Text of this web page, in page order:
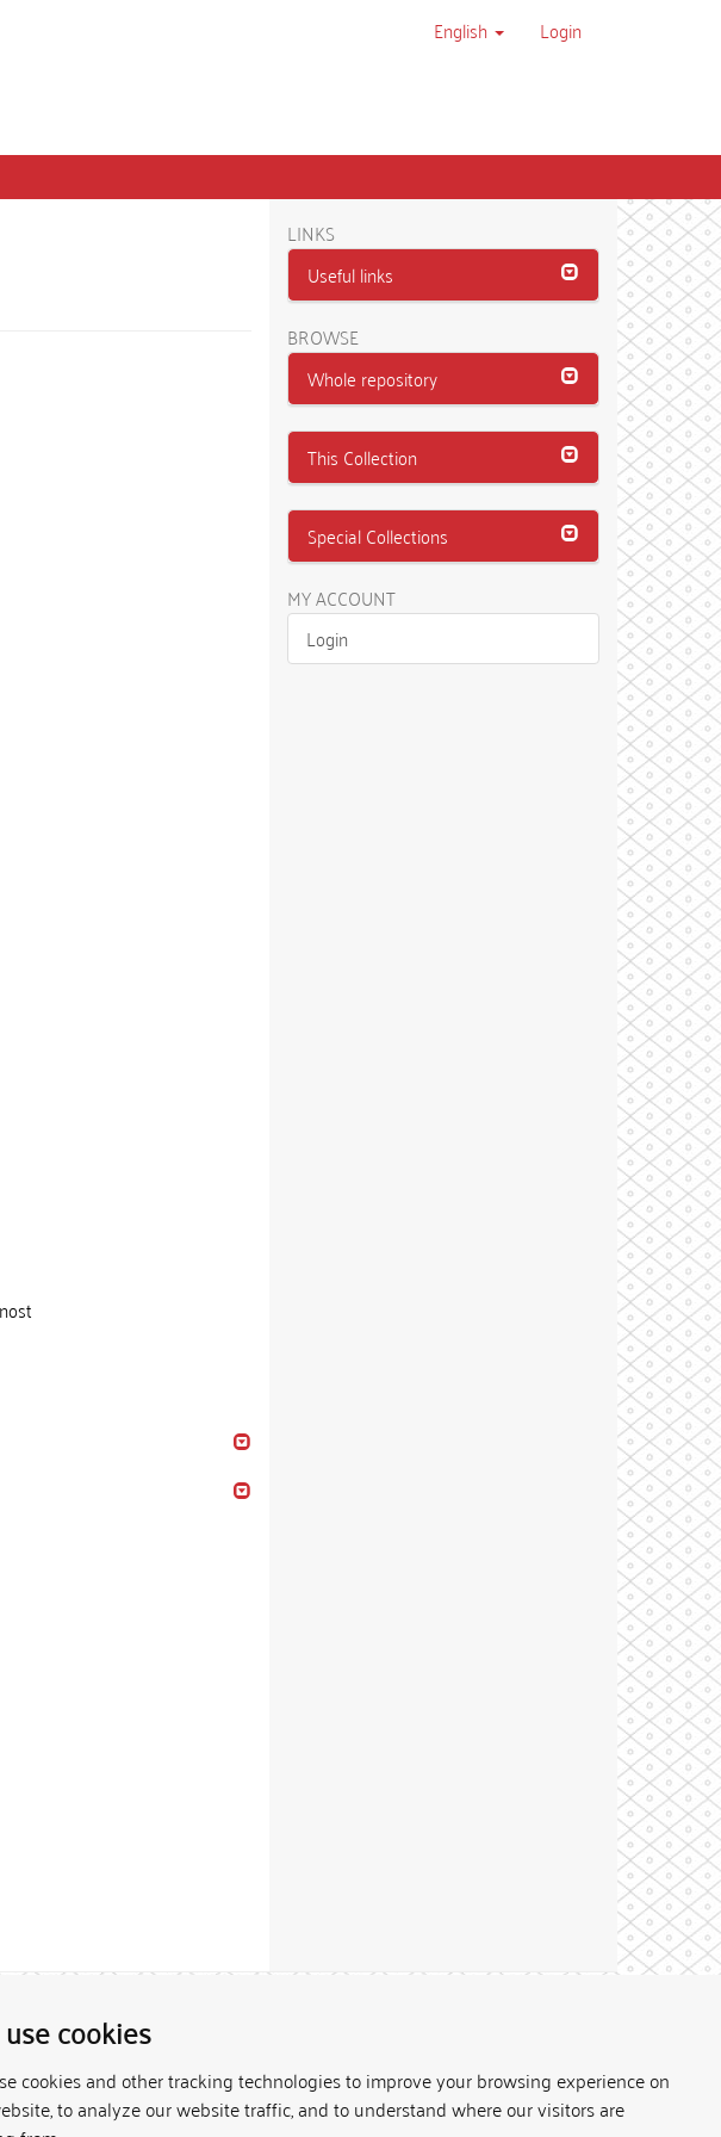
cookies
cookies and other tracking technologies to improve your browsing experience on
to analyze our website traffic, and to understand where our visitors are
English Login
LINKS
Useful links
BROWSE
Whole repository
This Collection
Special Collections
MY ACCOUNT
Login
cuni.cz
/ Each constituent
vědeckou